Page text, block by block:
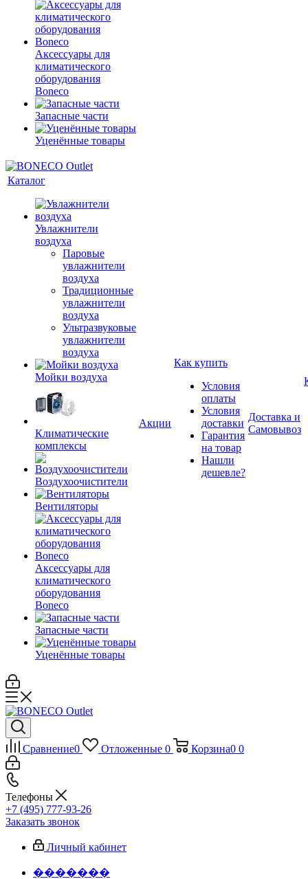
Аксессуары для
климатического
оборудования
Boneco
Запасные части
Уценённые товары
Каталог
Увлажнители
воздуха
Паровые
увлажнители
воздуха
Традиционные
увлажнители
воздуха
Ультразвуковые
увлажнители
воздуха
Мойки воздуха
Климатические
комплексы
Воздухоочистители
Вентиляторы
Аксессуары для
климатического
оборудования
Boneco
Запасные части
Уценённые товары
Акции
Как купить
Условия
оплаты
Условия
доставки
Гарантия
на товар
Нашли
дешевле?
Доставка и
Самовывоз
Сравнение0 Отложенные 0 Корзина0 0
Телефоны
+7 (495) 777-93-26
Заказать звонок
Личный кабинет
�������